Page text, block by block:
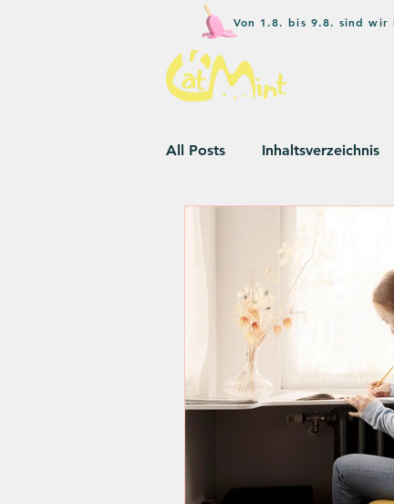
Von 1.8. bis 9.8. sind wir
All Posts Inhaltsverzeichnis